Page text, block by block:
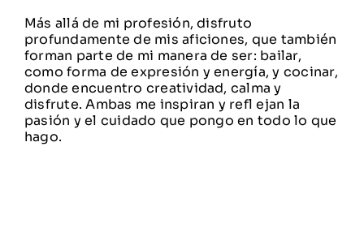
Más allá de mi profesión, disfruto
profundamente de mis aficiones, que también
forman parte de mi manera de ser: bailar,
como forma de expresión y energía, y cocinar,
donde encuentro creatividad, calma y
disfrute. Ambas me inspiran y refl ejan la
pasión y el cuidado que pongo en todo lo que
hago.